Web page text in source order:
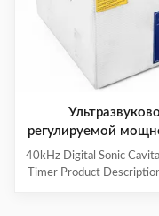
регулируемой
таймером
40kHz Digital Sonic
Timer Product
powerful and efficient